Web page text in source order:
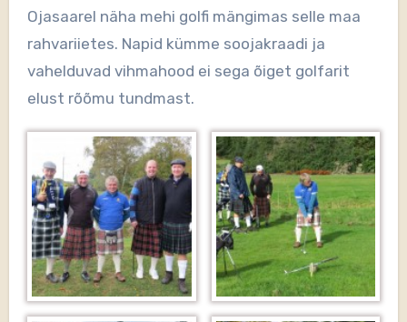
Ojasaarel näha mehi golfi mängimas selle maa
rahvariietes. Napid kümme soojakraadi ja
vahelduvad vihmahood ei sega õiget golfarit
elust rõõmu tundmast.